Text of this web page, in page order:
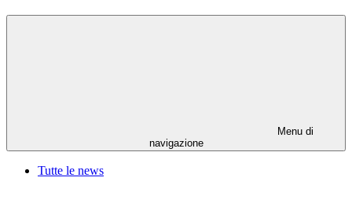
Menu di
navigazione
Tutte le news